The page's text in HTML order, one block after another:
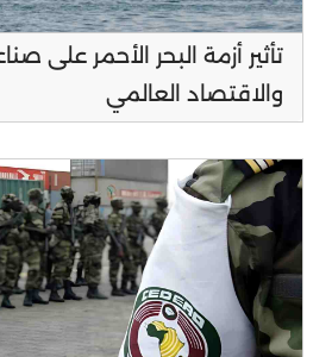
تأثير أزمة البحر الأحمر على
والاقتصاد العالمي